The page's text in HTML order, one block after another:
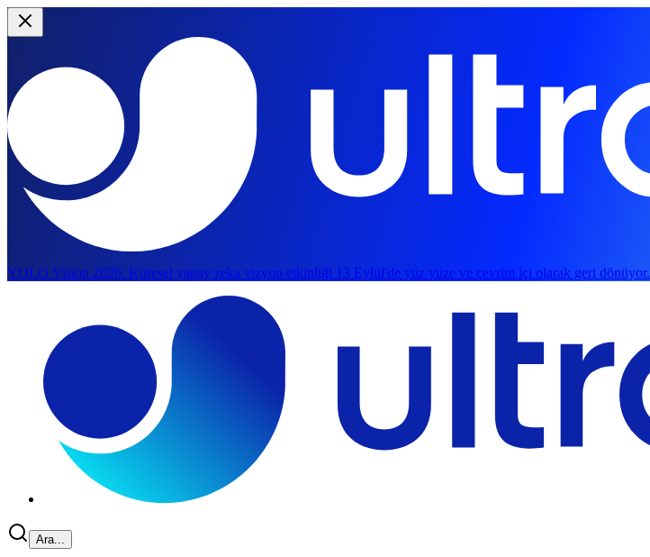
YOLO Vision 2026: Küresel yapay zeka vizyon etkinliği 13 Eylül'de yüz yüze ve çevrim içi olarak geri dönüyor.
Ara...